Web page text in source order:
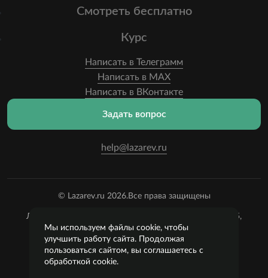
Смотреть бесплатно
Курс
Написать в Телеграмм
Написать в MAX
Написать в ВКонтакте
help@lazarev.ru
Задать вопрос
© Lazarev.ru 2026.Все права защищены
Лазарев Сергей Николаевич (ИП) ИНН: 782570100635,
ОГРНИП:
314784729300600, Р/С: 40802810102570002043,
Банк: ОАО "АЛЬФА-БАНК" БИК: 044525593, К/С:
30101810200000000593
Мы используем файлы cookie, чтобы
улучшить работу сайта. Продолжая
пользоваться сайтом, вы соглашаетесь с
обработкой cookie.